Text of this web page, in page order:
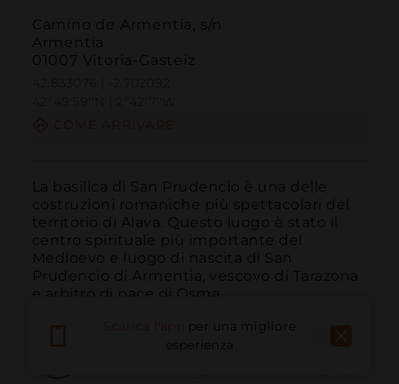
Camino de Armentia, s/n
Armentia
01007 Vitoria-Gasteiz
La basilica di San Prudencio è una delle
costruzioni romaniche più spettacolari del
territorio di Alava. Questo luogo è stato il
centro spirituale più importante del
Medioevo e luogo di nascita di San
Prudencio di Armentia, vescovo di Tarazona
e arbitro di pace di Osma.
per una migliore
esperienza